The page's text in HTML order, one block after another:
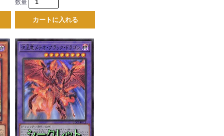
数量
カートに入れる